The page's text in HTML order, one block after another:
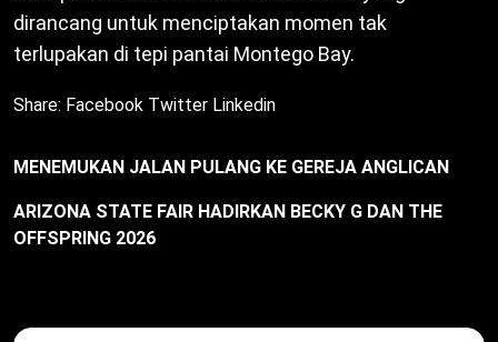
dirancang untuk menciptakan momen tak
terlupakan di tepi pantai Montego Bay.
Share: Facebook Twitter Linkedin
MENEMUKAN JALAN PULANG KE GEREJA ANGLICAN
ARIZONA STATE FAIR HADIRKAN BECKY G DAN THE
OFFSPRING 2026